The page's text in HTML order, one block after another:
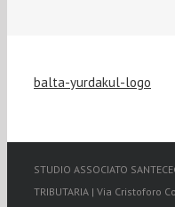
balta-yurdakul-logo
STUDIO ASSOCIATO
TRIBUTARIA | Via Cristoforo